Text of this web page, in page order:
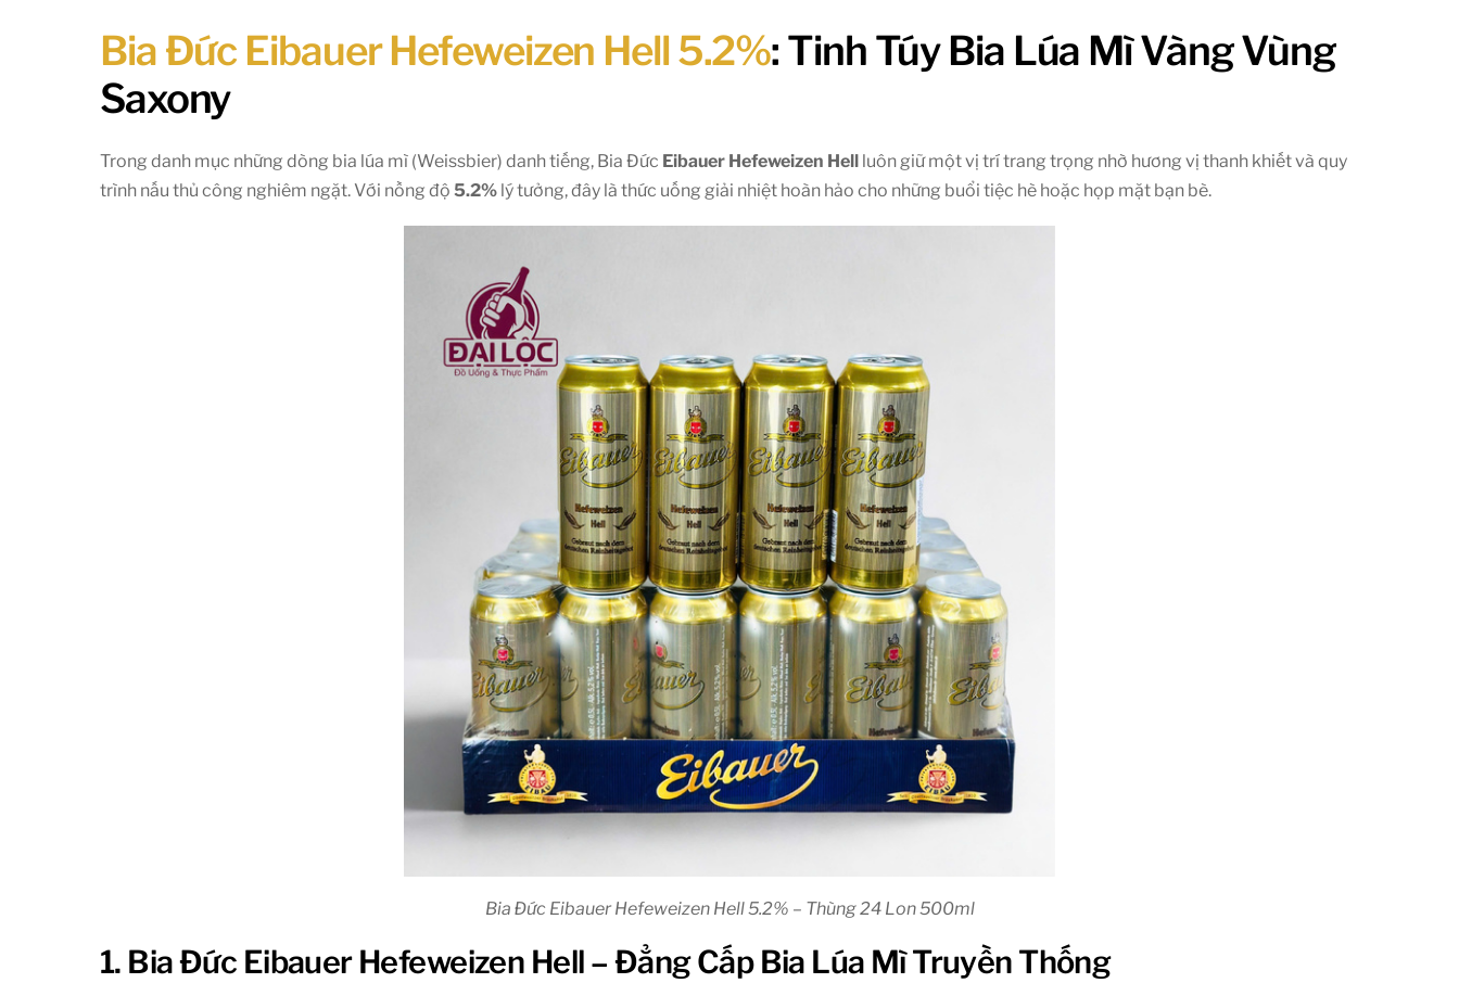
Bia Đức Eibauer Hefeweizen Hell 5.2%: Tinh Túy Bia Lúa Mì Vàng Vùng
Saxony
Trong danh mục những dòng bia lúa mì (Weissbier) danh tiếng, Bia Đức Eibauer Hefeweizen Hell
luôn giữ một vị trí trang trọng nhờ hương vị thanh khiết và quy
trình nấu thủ công nghiêm ngặt. Với nồng độ 5.2% lý tưởng, đây là thức uống giải nhiệt hoàn hảo cho những buổi tiệc hè hoặc họp mặt bạn bè.
Bia Đức Eibauer Hefeweizen Hell 5.2% – Thùng 24 Lon 500ml
1. Bia Đức Eibauer Hefeweizen Hell – Đẳng Cấp Bia Lúa Mì Truyền Thống